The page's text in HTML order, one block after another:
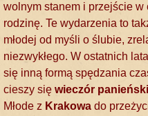
wolnym stanem i przejście
rodzinę. Te wydarzenia to
młodej od myśli o ślubie,
niezwykłego. W ostatnich
się inną formą spędzania
cieszy się wieczór panieński
Młode z Krakowa do